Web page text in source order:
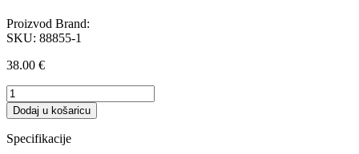
SKU: 88855-1
Proizvod Brand:
38.00 €
Manoki
KA255RT
količina
Dodaj u košaricu
Specifikacije